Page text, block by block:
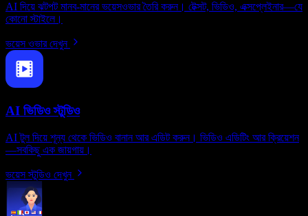
AI দিয়ে ঝটপট মানব-মানের ভয়েসওভার তৈরি করুন। টেক্সট, ভিডিও, এক্সপ্লেইনার—যে
কোনো স্টাইলে।
ভয়েস ওভার দেখুন
AI ভিডিও স্টুডিও
AI টুল দিয়ে শূন্য থেকে ভিডিও বানান আর এডিট করুন। ভিডিও এডিটিং আর ক্রিয়েশন
—সবকিছু এক জায়গায়।
ভয়েস স্টুডিও দেখুন